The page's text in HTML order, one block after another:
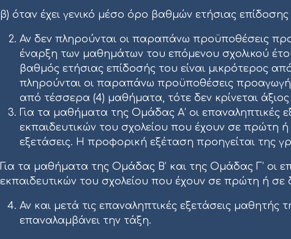
β) όταν έχει γενικό μέσο όρο βαθμών ετήσιας επίδοσης
Αν δεν πληρούνται οι παραπάνω προϋποθέσεις
έναρξη των μαθημάτων του επόμενου σχολικού
βαθμός ετήσιας επίδοσής του είναι μικρότερος
πληρούνται οι παραπάνω προϋποθέσεις
από τέσσερα (4) μαθήματα, τότε δεν κρίνεται
Για τα μαθήματα της Ομάδας Α’ οι επαναληπτικές
εκπαιδευτικών του σχολείου που έχουν σε πρώτη
εξετάσεις. Η προφορική εξέταση προηγείται της
Για τα μαθήματα της Ομάδας Β’ και της Ομάδας Γ’ οι
εκπαιδευτικών του σχολείου που έχουν σε πρώτη ή σε
Αν και μετά τις επαναληπτικές εξετάσεις μαθητής
επαναλαμβάνει την τάξη.